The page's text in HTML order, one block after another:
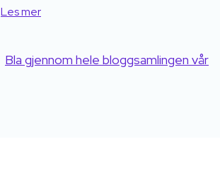
Les mer
Bla gjennom hele bloggsamlingen vår